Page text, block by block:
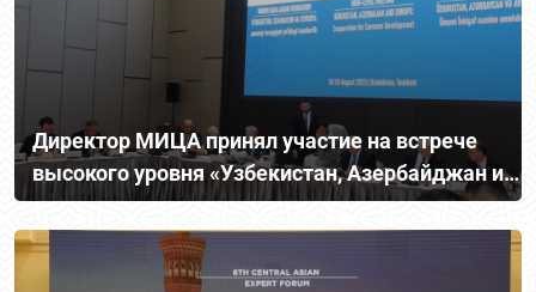
Директор МИЦА принял участие на встрече
высокого уровня «Узбекистан, Азербайджан и
Европа – сотрудничество ради общего
развития»